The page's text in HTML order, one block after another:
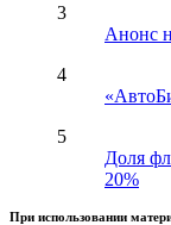
3
Анонс
4
5
Доля
20%
При использовании